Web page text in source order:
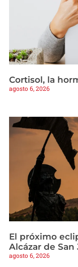
Cortisol, la
agosto 6, 2026
El próximo
Alcázar de San
agosto 6, 2026